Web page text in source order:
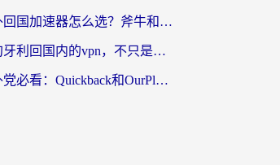
海外回国加速器怎么选？斧牛和海龟哪个好？一篇帮你避开坑的实用指南
从匈牙利回国内的vpn，不只是为了刷剧那么简单
海外党必看：Quickback和OurPlay好用吗？3分钟选对回国加速器，无缝刷剧玩游戏